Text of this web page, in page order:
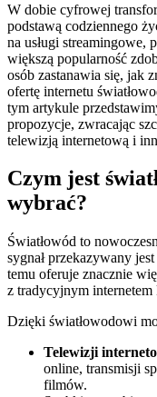
W dobie cyfrowej
podstawą codziennego
na usługi streamingowe,
większą popularność
osób zastanawia się, jak
ofertę internetu
tym artykule
propozycje, zwracając
telewizją internetową i
Czym jest
wybrać?
Światłowód to
sygnał przekazywany
temu oferuje znacznie
z tradycyjnym
Dzięki światłowodowi
Telewizji
online, transmisji
filmów.